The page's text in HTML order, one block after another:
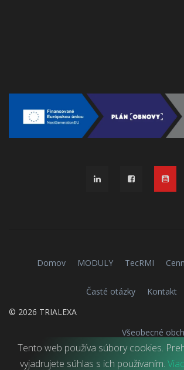
Domov MODULY TecRMI
Časté otázky
Kontakt
© 2026 TRIALEXA
Všeobecné
Tento web používa súbory cookies.
vyjadrujete súhlas s ich používaním.